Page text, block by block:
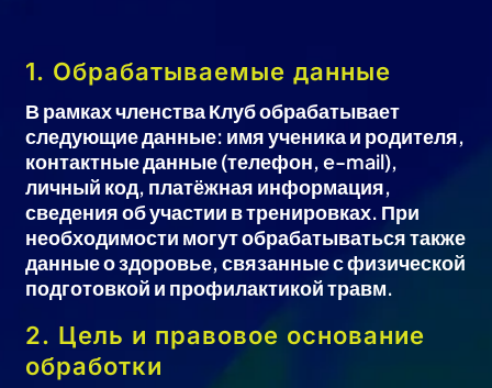
1. Обрабатываемые данные
В рамках членства Клуб обрабатывает
следующие данные: имя ученика и родителя,
контактные данные (телефон, e-mail),
личный код, платёжная информация,
сведения об участии в тренировках. При
необходимости могут обрабатываться также
данные о здоровье, связанные с физической
подготовкой и профилактикой травм.
2. Цель и правовое основание
обработки